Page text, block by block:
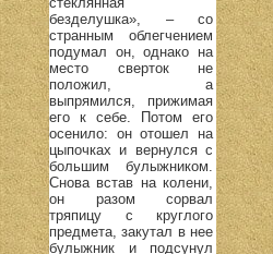
безделушка», – со
странным облегчением
подумал он, однако на
место сверток не
положил, а
выпрямился, прижимая
его к себе. Потом его
осенило: он отошел на
цыпочках и вернулся с
большим булыжником.
Снова встав на колени,
он разом сорвал
тряпицу с круглого
предмета, закутал в нее
булыжник и подсунул